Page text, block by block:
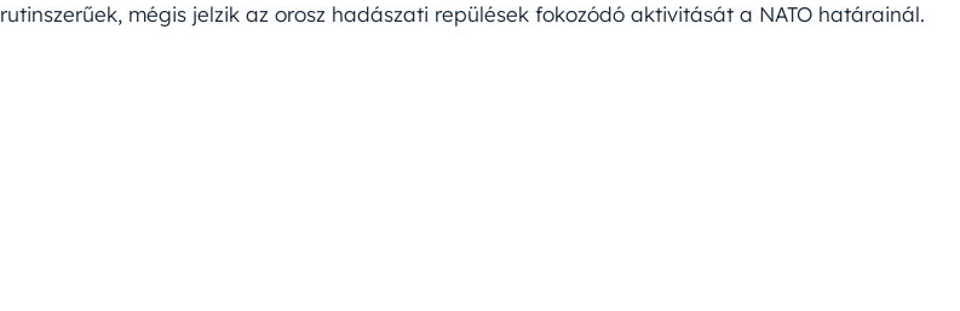
rutinszerűek, mégis jelzik az orosz hadászati repülések fokozódó aktivitását a NATO határainál.